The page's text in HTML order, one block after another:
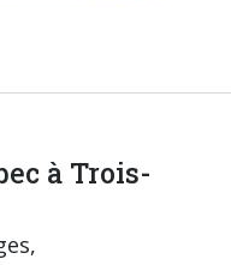
à Trois-